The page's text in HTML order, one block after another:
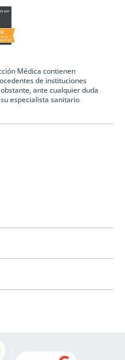
Médica contienen
de instituciones
ante cualquier duda
especialista sanitario